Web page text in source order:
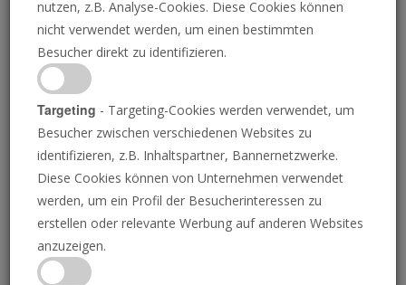
DIMITAR DILKOFF/AFP VIA GETTY IMAGES
Russlands Krieg gegen
die Ukraine gestaltet
nutzen, z.B. Analyse-Cookies. Diese Cookies können
nicht verwendet werden, um einen bestimmten
Besucher direkt zu identifizieren.
Targeting - Targeting-Cookies werden verwendet, um
Besucher zwischen verschiedenen Websites zu
identifizieren, z.B. Inhaltspartner, Bannernetzwerke.
Diese Cookies können von Unternehmen verwendet
werden, um ein Profil der Besucherinteressen zu
erstellen oder relevante Werbung auf anderen Websites
anzuzeigen.